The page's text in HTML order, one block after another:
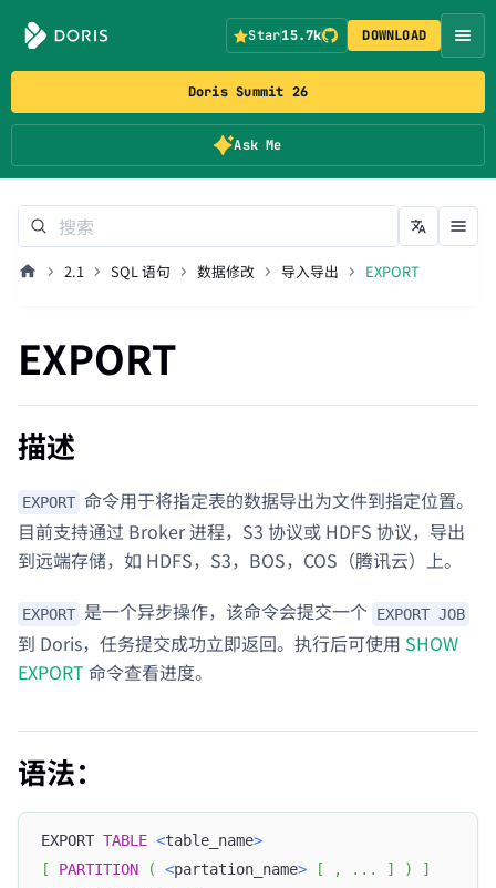
Doris Summit 26
Ask Me
Star15.7k DOWNLOAD
2.1 SQL 语句 数据修改 导入导出 EXPORT
EXPORT
描述
EXPORT 命令用于将指定表的数据导出为文件到指定位置。
目前支持通过 Broker 进程，S3 协议或 HDFS 协议，导出
到远端存储，如 HDFS，S3，BOS，COS（腾讯云）上。
EXPORT 是一个异步操作，该命令会提交一个 EXPORT JOB
到 Doris，任务提交成功立即返回。执行后可使用 SHOW
EXPORT 命令查看进度。
语法：
EXPORT TABLE <table_name>
[
PARTITION ( <partation_name> [ , . . . ] )
]